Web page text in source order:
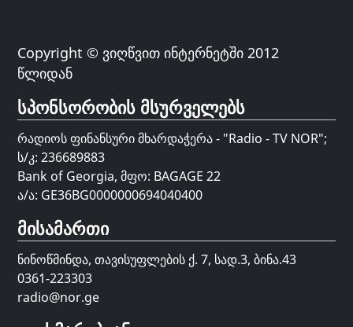
Copyright © ვიღწვით ინტერნეტში 2012
წლიდან
სპონსორობის მსურველებს
რადიოს ფინანსური მხარდაჭერა - "Radio - TV NOR";
ს/კ: 236689883
Bank of Georgia, მფო: BAGAGE 22
ა/ა: GE36BG0000000694040400
მისამართი
ნინოწმინდა, თავისუფლების ქ. 7, სად.3, ბინა.43
0361-223303
radio@nor.ge